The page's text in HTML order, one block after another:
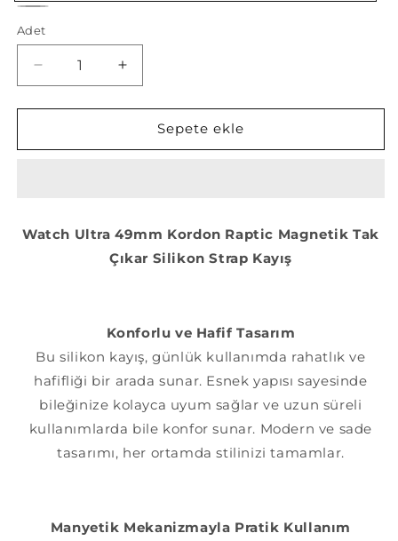
Mavi
tükendi
veya
kullanılamıyor
Adet
Watch
Ultra
49mm
Tak
adedi
azaltın
Apple
Watch
Ultra
49mm
Tak
Çıkar
için
adedi
artırın
Sepete ekle
Watch Ultra 49mm Kordon Raptic Magnetik Tak
Çıkar Silikon Strap Kayış
Konforlu ve Hafif Tasarım
Bu silikon kayış, günlük kullanımda rahatlık ve
hafifliği bir arada sunar. Esnek yapısı sayesinde
bileğinize kolayca uyum sağlar ve uzun süreli
kullanımlarda bile konfor sunar. Modern ve sade
tasarımı, her ortamda stilinizi tamamlar.
Manyetik Mekanizmayla Pratik Kullanım